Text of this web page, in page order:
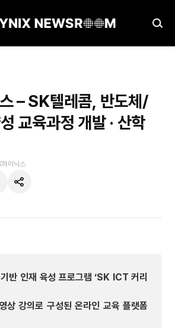
검
색
– SK텔레콤, 반도체/
교육과정 개발 · 산학
하이닉스
공
반 인재 육성 프로그램 ‘SK ICT 커리
상 강의로 구성된 온라인 교육 플랫폼